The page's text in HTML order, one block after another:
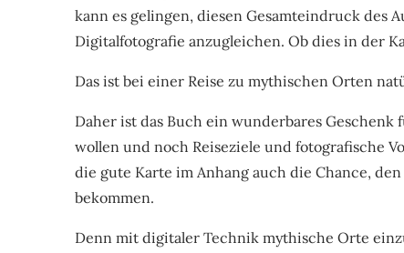
kann es gelingen, diesen Gesamteindruck des
Digitalfotografie anzugleichen. Ob dies in der
Das ist bei einer Reise zu mythischen Orten
Daher ist das Buch ein wunderbares
wollen und noch Reiseziele und fotografische
die gute Karte im Anhang auch die Chance,
bekommen.
Denn mit digitaler Technik mythische Orte